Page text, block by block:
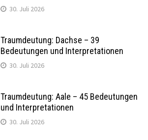
30. Juli 2026
Traumdeutung: Dachse – 39
Bedeutungen und Interpretationen
30. Juli 2026
Traumdeutung: Aale – 45 Bedeutungen
und Interpretationen
30. Juli 2026